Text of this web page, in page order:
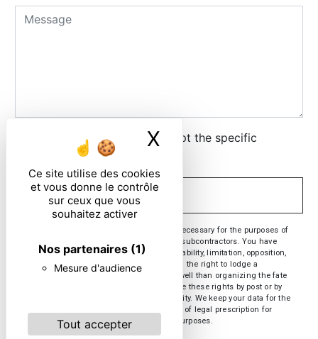
Ce site utilise des cookies
et vous donne le contrôle
sur ceux que vous
souhaitez activer
Nos partenaires (1)
Mesure d'audience
Tout accepter
X Masquer le
By checking this box, I accept the specific
conditions below **
SEND
** The personal data communicated are necessary for the purposes of
contacting you. They are intended and its subcontractors. You have
rights of access, rectification, erasure, portability, limitation, opposition,
withdrawal of your consent at any time and the right to lodge a
complaint with a supervisory authority, as well than organizing the fate
of your post-mortem data. You can exercise these rights by post or by
email. You may be asked for proof of identity. We keep your data for the
period of contact and then for the duration of legal prescription for
probationary and litigation management purposes.